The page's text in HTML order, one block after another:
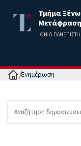
Τμήμα
ΙΟΝΙΟ
Αρχική
Ενημέρωση